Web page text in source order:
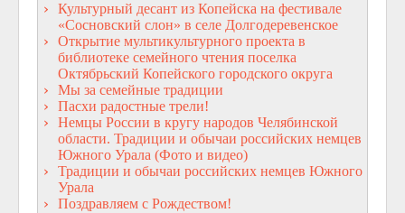
Культурный десант из Копейска на фестивале
«Сосновский слон» в селе Долгодеревенское
Открытие мультикультурного проекта в
библиотеке семейного чтения поселка
Октябрьский Копейского городского округа
Мы за семейные традиции
Пасхи радостные трели!
Немцы России в кругу народов Челябинской
области. Традиции и обычаи российских немцев
Южного Урала (Фото и видео)
Традиции и обычаи российских немцев Южного
Урала
Поздравляем с Рождеством!